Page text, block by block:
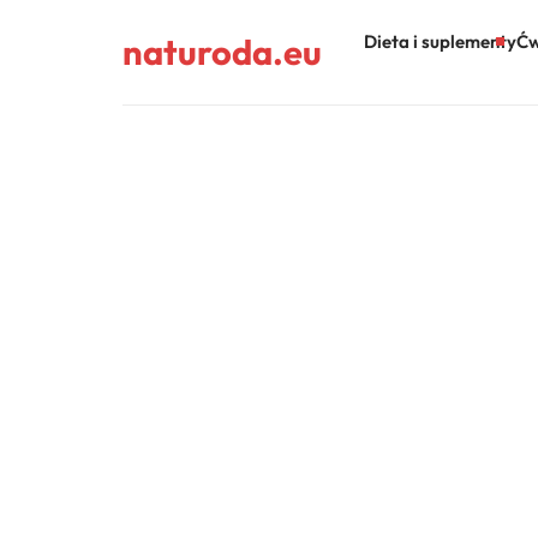
naturoda.eu Dieta i suplementy